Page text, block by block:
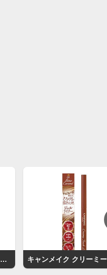
メイベリン ニューヨーク マスターライナー クリーミィペンシル